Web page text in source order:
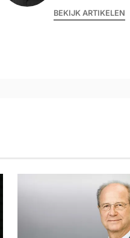
BEKIJK ARTIKELEN